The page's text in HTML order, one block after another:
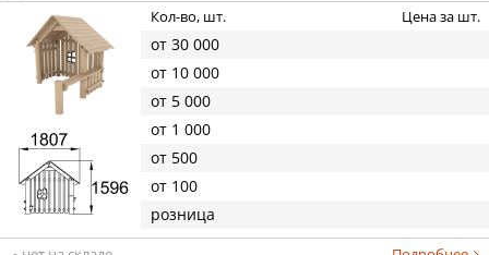
Кол-во, шт. Цена за шт.
от 30 000
от 10 000
от 5 000
от 1 000
от 500
от 100
розница